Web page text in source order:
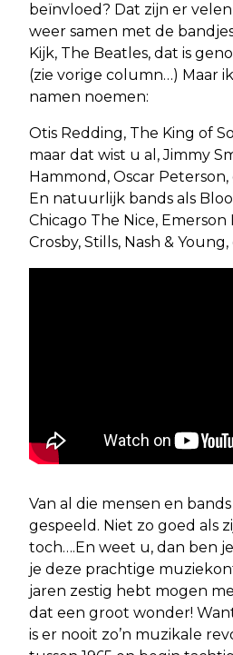
beïnvloed? Dat zijn er
weer samen met de
Kijk, The Beatles, dat is
(zie vorige column…) Maar
namen noemen:
Otis Redding, The King of
maar dat wist u al, Jimmy
Hammond, Oscar
En natuurlijk bands als
Chicago The Nice, Emerson
Crosby, Stills, Nash & Young,
Van al die mensen en
gespeeld. Niet zo goed als
toch….En weet u, dan ben
je deze prachtige
jaren zestig hebt mogen
dat een groot wonder!
is er nooit zo’n muzikale